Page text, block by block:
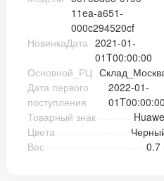
11ea-a651-
000c294520cf
НовинкаДата 2021-01-
01T00:00:00
Основной_РЦ
Дата первого
поступления
2022-01-
Товарный знак
Цвета
Вес
0.7